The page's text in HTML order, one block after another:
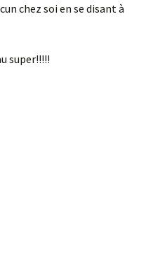
chez soi en se disant à
super!!!!!